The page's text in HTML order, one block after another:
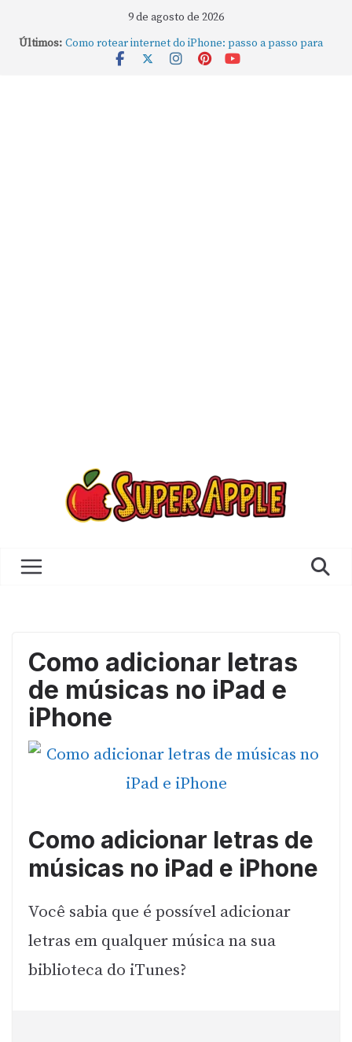
9 de agosto de 2026
Últimos: Como rotear internet do iPhone: passo a passo para
compartilhar a conexão
Como adicionar letras
de músicas no iPad e
iPhone
Como adicionar letras de
músicas no iPad e iPhone
Você sabia que é possível adicionar
letras em qualquer música na sua
biblioteca do iTunes?